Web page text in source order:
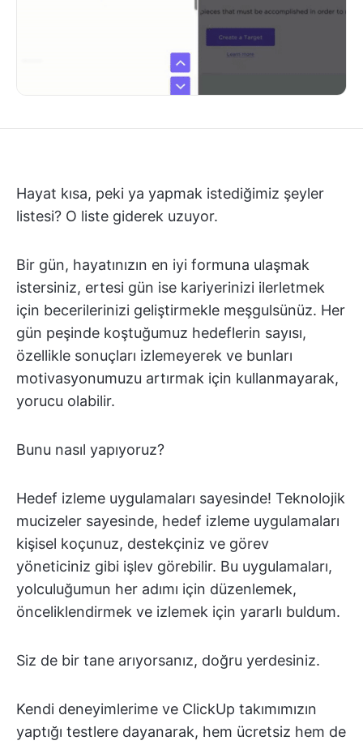
Hayat kısa, peki ya yapmak istediğimiz şeyler
listesi? O liste giderek uzuyor.
Bir gün, hayatınızın en iyi formuna ulaşmak
istersiniz, ertesi gün ise kariyerinizi ilerletmek
için becerilerinizi geliştirmekle meşgulsünüz. Her
gün peşinde koştuğumuz hedeflerin sayısı,
özellikle sonuçları izlemeyerek ve bunları
motivasyonumuzu artırmak için kullanmayarak,
yorucu olabilir.
Bunu nasıl yapıyoruz?
Hedef izleme uygulamaları sayesinde! Teknolojik
mucizeler sayesinde, hedef izleme uygulamaları
kişisel koçunuz, destekçiniz ve görev
yöneticiniz gibi işlev görebilir. Bu uygulamaları,
yolculuğumun her adımı için düzenlemek,
önceliklendirmek ve izlemek için yararlı buldum.
Siz de bir tane arıyorsanız, doğru yerdesiniz.
Kendi deneyimlerime ve ClickUp takımımızın
yaptığı testlere dayanarak, hem ücretsiz hem de